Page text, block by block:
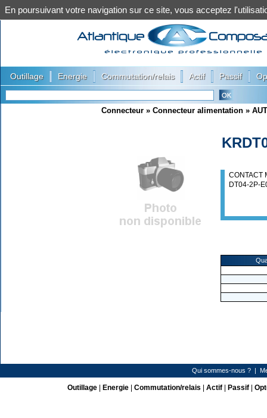
Outillage Energie Commutation/relais Actif Passif
Connecteur » Connecteur alimentation »
CONTACT
DT04-2P-
Qui sommes-nous ? |
Outillage| Energie| Commutation/relais Actif| Passif|
En poursuivant votre navigation sur ce site, vous acceptez